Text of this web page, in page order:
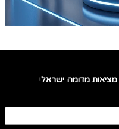
מציאות מדומה ישראל!